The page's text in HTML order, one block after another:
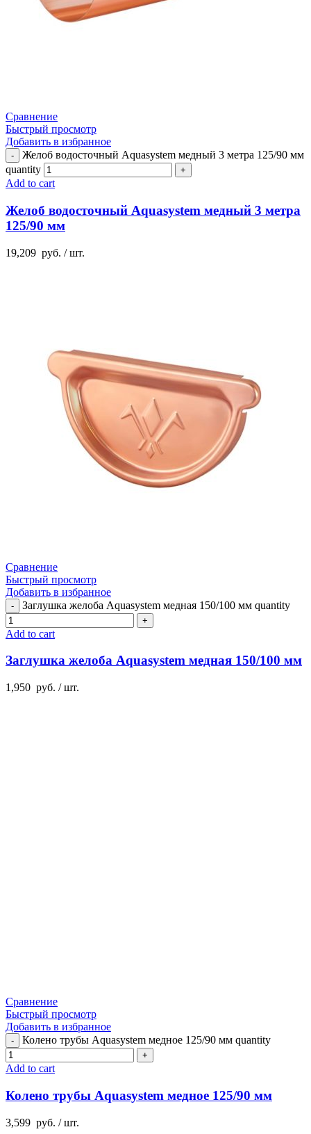
Сравнение
Быстрый просмотр
Добавить в избранное
Желоб водосточный Aquasystem медный 3 метра 125/90 мм
quantity
Add to cart
Желоб водосточный Aquasystem медный 3 метра
125/90 мм
19,209 руб. / шт.
Сравнение
Быстрый просмотр
Добавить в избранное
Заглушка желоба Aquasystem медная 150/100 мм quantity
Add to cart
Заглушка желоба Aquasystem медная 150/100 мм
1,950 руб. / шт.
Сравнение
Быстрый просмотр
Добавить в избранное
Колено трубы Aquasystem медное 125/90 мм quantity
Add to cart
Колено трубы Aquasystem медное 125/90 мм
3,599 руб. / шт.